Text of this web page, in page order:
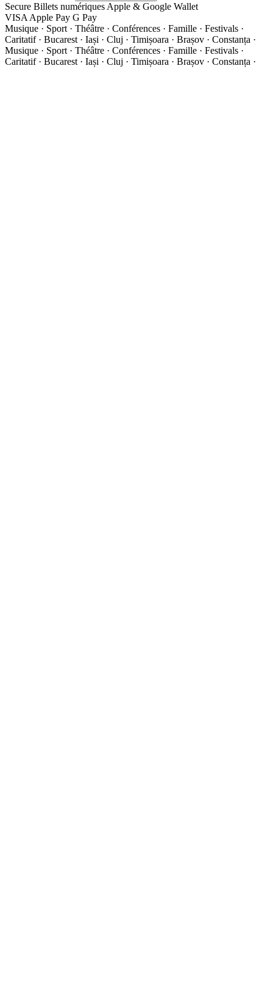
Secure Billets numériques Apple & Google Wallet
VISA Apple Pay G Pay
Musique · Sport · Théâtre · Conférences · Famille · Festivals ·
Caritatif · Bucarest · Iași · Cluj · Timișoara · Brașov · Constanța ·
Musique · Sport · Théâtre · Conférences · Famille · Festivals ·
Caritatif · Bucarest · Iași · Cluj · Timișoara · Brașov · Constanța ·